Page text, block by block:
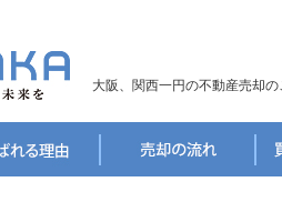
大阪、関西一円の不動産売却